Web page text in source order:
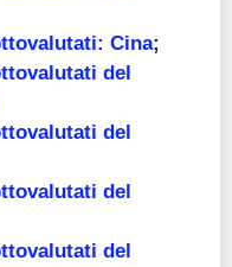
Cina;
del
del
del
del